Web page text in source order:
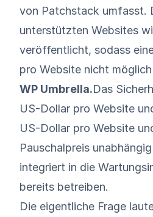
von Patchstack umfasst.
unterstützten Websites
veröffentlicht, sodass
pro Website nicht
WP Umbrella.Das
US-Dollar pro Website
US-Dollar pro Website
Pauschalpreis
integriert in die
bereits betreiben.
Die eigentliche Frage